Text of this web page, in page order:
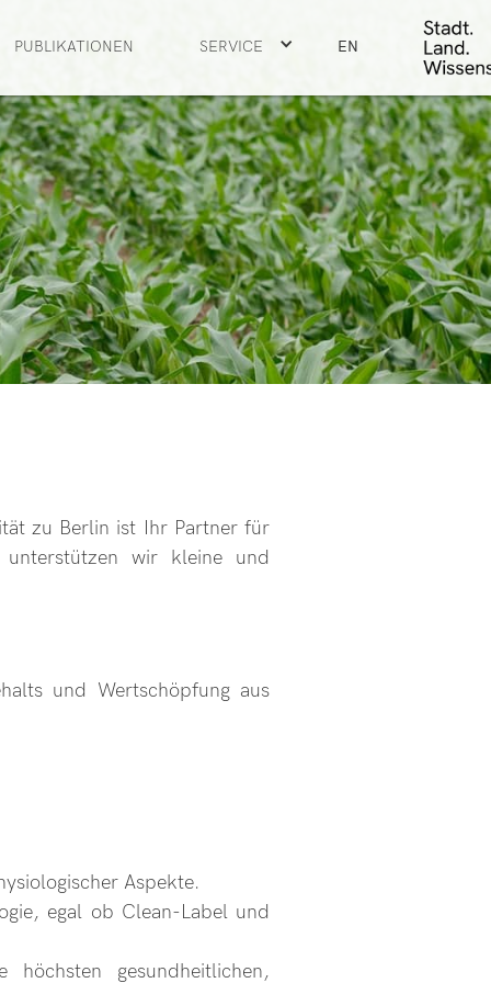
PUBLIKATIONEN SERVICE EN
zu Berlin ist Ihr Partner für
wir kleine und
und Wertschöpfung aus
Aspekte.
egal ob Clean-Label und
gesundheitlichen,